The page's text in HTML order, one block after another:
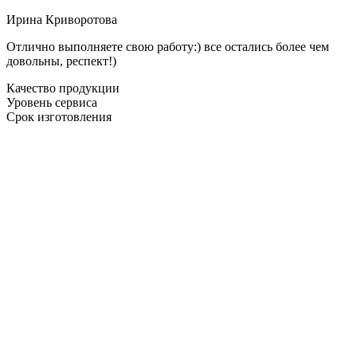
Ирина Криворотова
Отлично выполняете свою работу:) все остались более чем
довольны, респект!)
Качество продукции
Уровень сервиса
Срок изготовления